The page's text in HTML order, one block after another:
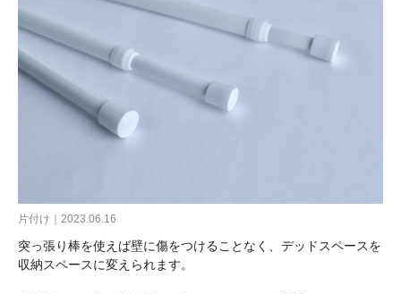
片付け｜2023.06.16
突っ張り棒を使えば壁に傷をつけることなく、デッドスペースを
収納スペースに変えられます。